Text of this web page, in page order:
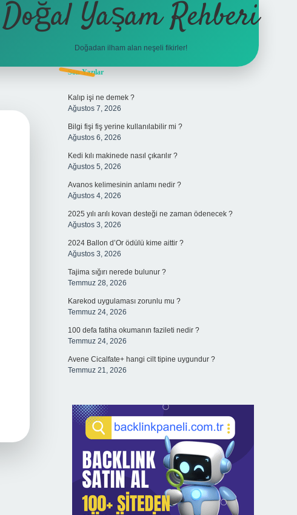
Doğal Yaşam Rehberi
Doğadan ilham alan neşeli fikirler!
Sidebar
Son Yazılar
Kalıp işi ne demek ?
Ağustos 7, 2026
Bilgi fişi fiş yerine kullanılabilir mi ?
Ağustos 6, 2026
Kedi kılı makinede nasıl çıkarılır ?
Ağustos 5, 2026
Avanos kelimesinin anlamı nedir ?
Ağustos 4, 2026
2025 yılı arılı kovan desteği ne zaman ödenecek ?
Ağustos 3, 2026
2024 Ballon d’Or ödülü kime aittir ?
Ağustos 3, 2026
Tajima sığırı nerede bulunur ?
Temmuz 28, 2026
Karekod uygulaması zorunlu mu ?
Temmuz 24, 2026
100 defa fatiha okumanın fazileti nedir ?
Temmuz 24, 2026
Avene Cicalfate+ hangi cilt tipine uygundur ?
Temmuz 21, 2026